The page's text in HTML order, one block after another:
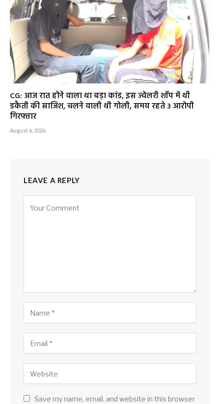
CG: आज रात होने वाला था बड़ा कांड, इस ज्वेलरी शॉप में थी
डकैती की साजिश, चलने वाली थी गोली, समय रहते 3 आरोपी
गिरफ्तार
August 6, 2026
LEAVE A REPLY
Save my name, email, and website in this browser